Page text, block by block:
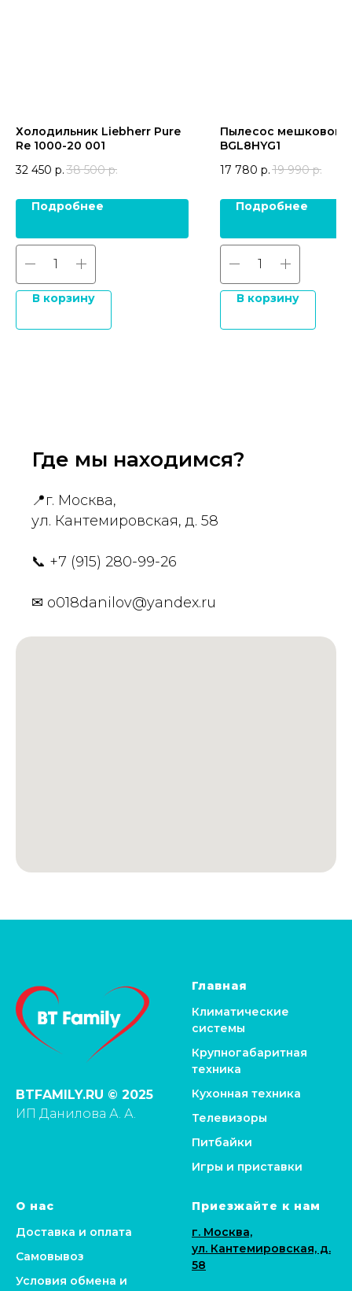
Холодильник Liebherr Pure
Re 1000-20 001
32 450 р. 38 500 р.
Подробнее
В корзину
Пылесос мешковой
BGL8HYG1
17 780 р. 19 990 р.
Подробнее
В корзину
Где мы находимся?
📍г. Москва,
ул. Кантемировская, д. 58
📞 +7 (915) 280-99-26
✉ o018danilov@yandex.ru
BTFAMILY.RU © 2025
ИП Данилова А. А.
Главная
Климатические
системы
Крупногабаритная
техника
Кухонная техника
Телевизоры
Питбайки
Игры и приставки
О нас
Доставка и оплата
Самовывоз
Условия обмена и
Приезжайте к нам
г. Москва,
ул. Кантемировская, д.
58